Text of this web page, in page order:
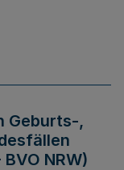
Geburts-,
NRW)